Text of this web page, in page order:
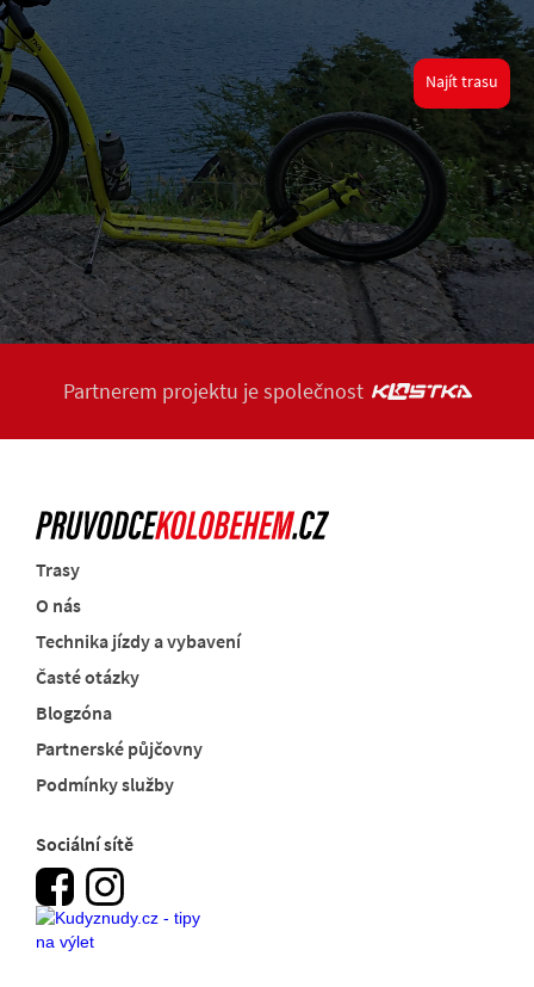
Najít trasu
Partnerem projektu je společnost
Trasy
O nás
Technika jízdy a vybavení
Časté otázky
Blogzóna
Partnerské půjčovny
Podmínky služby
Sociální sítě